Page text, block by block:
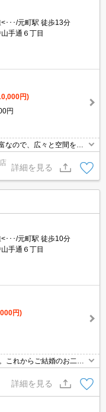
･･･/元町駅 徒歩13分
手通６丁目
円)
円
なので、広々と空間を利
ます。化粧品や洗面道具
る独立洗面台を採用して
アコン付きのマンション
詳細を見る
･･･/元町駅 徒歩10分
手通６丁目
円)
これからご結婚のお二人
詳細を見る